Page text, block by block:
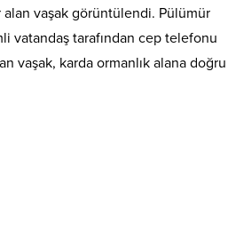
alan vaşak görüntülendi. Pülümür
vatandaş tarafından cep telefonu
vaşak, karda ormanlık alana doğru